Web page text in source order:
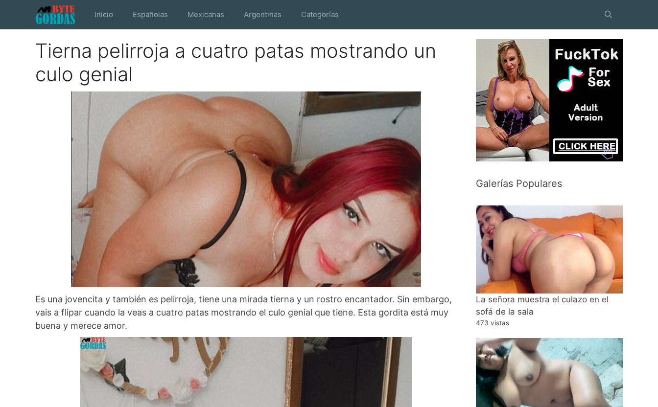
contenido
Inicio Españolas Mexicanas Argentinas Categorías
Tierna pelirroja a cuatro patas mostrando un
culo genial
Es una jovencita y también es pelirroja, tiene una mirada tierna y un rostro encantador. Sin embargo,
vais a flipar cuando la veas a cuatro patas mostrando el culo genial que tiene. Esta gordita está muy
buena y merece amor.
Galerías Populares
La señora muestra el culazo en el
sofá de la sala
473 vistas